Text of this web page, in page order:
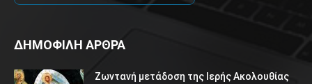
ΔΗΜΟΦΙΛΗ ΑΡΘΡΑ
Ζωντανή μετάδοση της Ιερής Ακολουθίας